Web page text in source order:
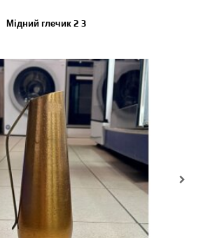
Мідний глечик 2 3